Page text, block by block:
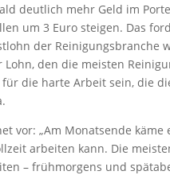
deutlich mehr Geld im
um 3 Euro steigen. Das
der Reinigungsbranche
den die meisten
die harte Arbeit sein, die
vor: „Am Monatsende
arbeiten kann. Die
– frühmorgens und